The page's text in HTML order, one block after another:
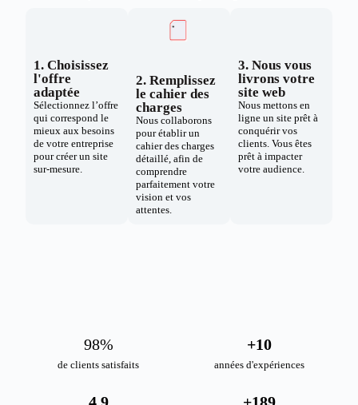
1. Choisissez
l'offre
adaptée
Sélectionnez l’offre
qui correspond le
mieux aux besoins
de votre entreprise
pour créer un site
sur-mesure.
2. Remplissez
le cahier des
charges
Nous collaborons
pour établir un
cahier des charges
détaillé, afin de
comprendre
parfaitement votre
vision et vos
attentes.
3. Nous vous
livrons votre
site web
Nous mettons en
ligne un site prêt à
conquérir vos
clients. Vous êtes
prêt à impacter
votre audience.
de clients satisfaits
98%
années d'expériences
+10